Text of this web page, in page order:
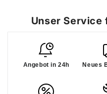
Unser Service
Angebot in 24h Neues